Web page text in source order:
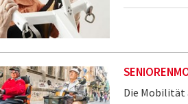
Die Mobilität